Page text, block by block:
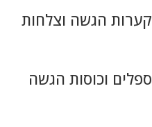
קערות הגשה וצלחות
ספלים וכוסות הגשה